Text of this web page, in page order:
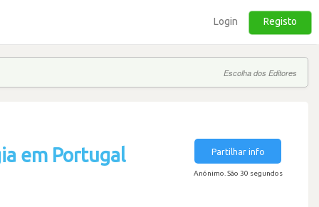
Login Registo
Escolha dos Editores
em Portugal Partilhar info
Anónimo. São 30 segundos